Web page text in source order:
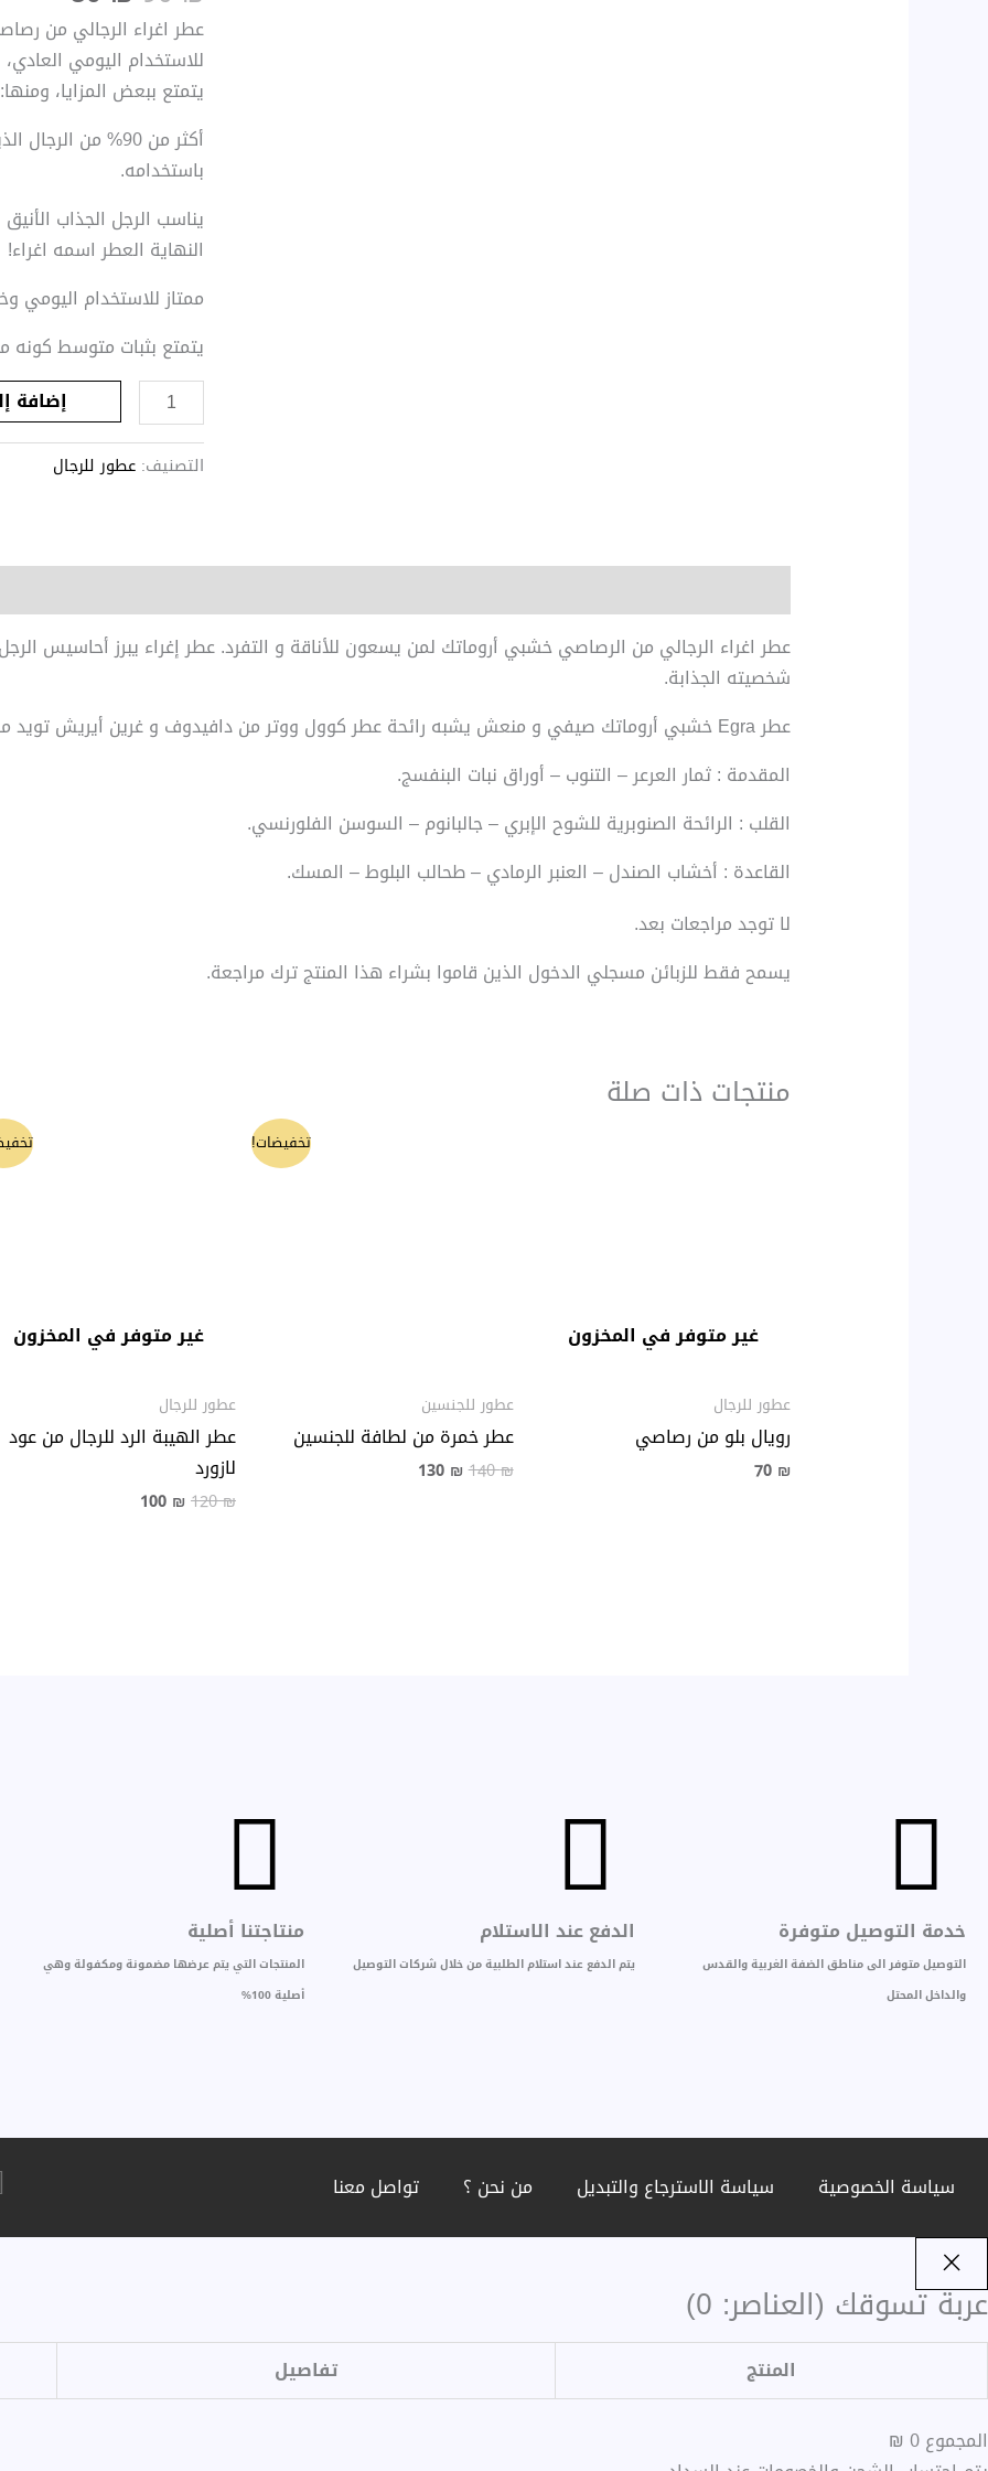
عطر اغراء الرجالي من
للاستخدام اليومي
يتمتع ببعض المزايا، ومنها:
أكثر من 90% من
باستخدامه.
يناسب الرجل الجذاب
النهاية العطر اسمه اغراء!
ممتاز للاستخدام اليومي
يتمتع بثبات متوسط كونه
إضافة
التصنيف:عطور للرجال
عطر اغراء الرجالي من الرصاصي خشبي أروماتك لمن يسعون للأناقة و التفرد. عطر إغراء يبرز أحاسيس
شخصيته الجذابة.
عطر Egra خشبي أروماتك صيفي و منعش يشبه رائحة عطر كوول ووتر من دافيدوف و غرين أيريش تويد من كريد يتكون من :
المقدمة : ثمار العرعر – التنوب – أوراق نبات البنفسج.
القلب : الرائحة الصنوبرية للشوح الإبري – جالبانوم – السوسن الفلورنسي.
القاعدة : أخشاب الصندل – العنبر الرمادي – طحالب البلوط – المسك.
لا توجد مراجعات بعد.
يسمح فقط للزبائن مسجلي الدخول الذين قاموا بشراء هذا المنتج ترك مراجعة.
منتجات ذات صلة
غير متوفر في المخزون
عطور للرجال
رويال بلو من رصاصي
70 ₪
تخفيضات!
عطور للجنسين
عطر خمرة من لطافة للجنسين
140₪
130 ₪
غير متوفر في المخزون
عطور للرجال
عطر الهيبة الرد للرجال من عود
لازورد
120₪
100 ₪
خدمة التوصيل متوفرة
التوصيل متوفر الى مناطق الضفة الغربية والقدس
والداخل المحتل
الدفع عند الاستلام
يتم الدفع عند استلام الطلبية من خلال شركات التوصيل
منتاجتنا أصلية
المنتجات التي يتم عرضها مضمونة ومكفولة وهي
أصلية 100%
سياسة الخصوصية سياسة الاسترجاع والتبديل من نحن ؟ تواصل معنا
عربة تسوقك (العناصر: 0)
المنتج تفاصيل
المجموع0 ₪